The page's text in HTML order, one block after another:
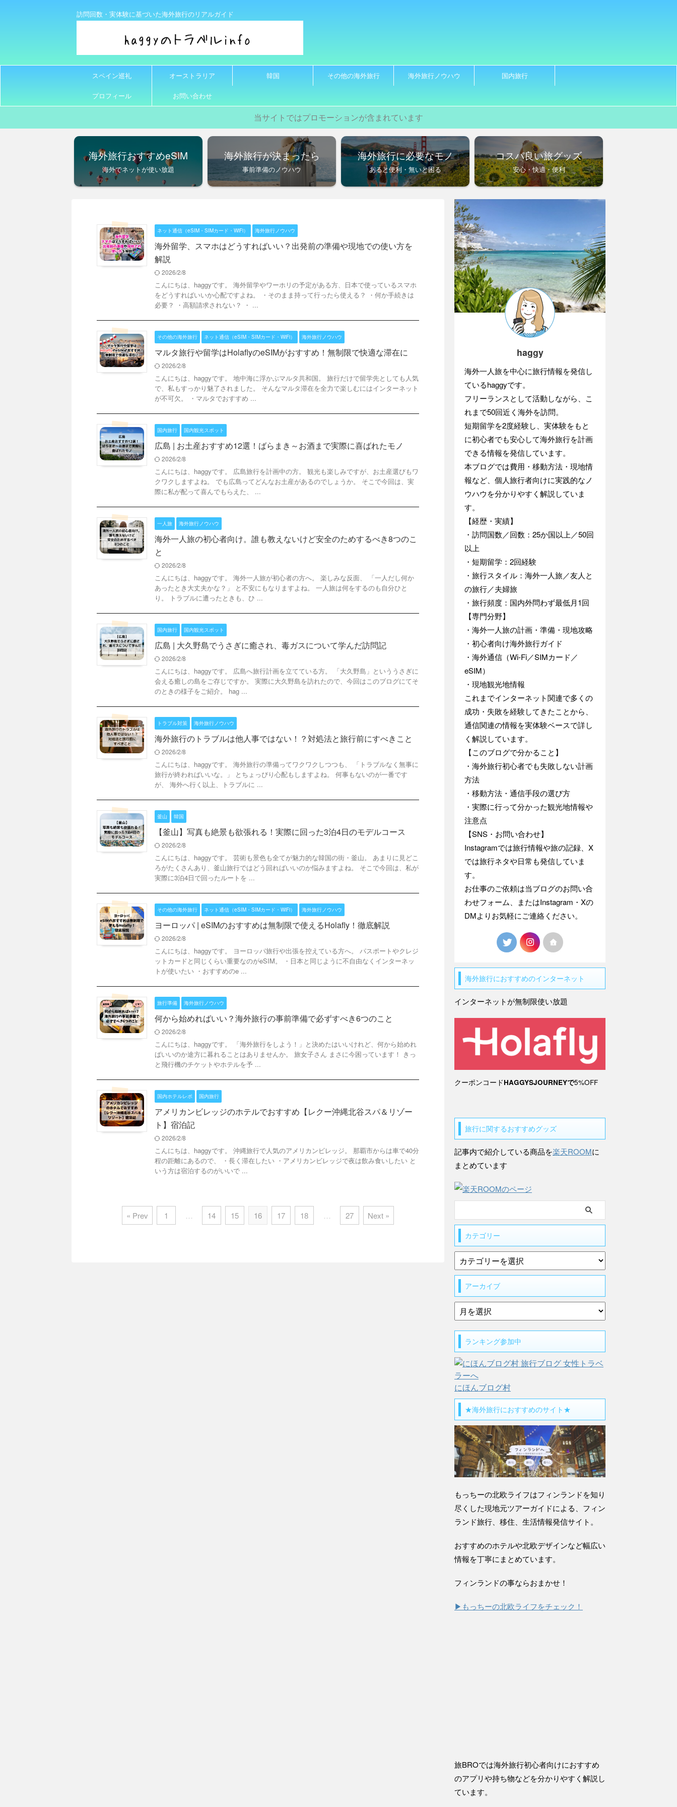
訪問回数・実体験に基づいた海外旅行のリアルガイド
スペイン巡礼 オーストラリア 韓国 その他の海外旅行 海外旅行ノウハウ 国内旅行
プロフィール お問い合わせ
当サイトではプロモーションが含まれています
海外旅行おすすめeSIM
海外でネットが使い放題
海外旅行が決まったら
事前準備のノウハウ
海外旅行に必要なモノ
あると便利・無いと困る
コスパ良い旅グッズ
安心・快適・便利
ネット通信（eSIM・SIMカード・WiFi） 海外旅行ノウハウ
海外留学、スマホはどうすればいい？出発前の準備や現地での使い方を
解説
2026/2/8
こんにちは、haggyです。 海外留学やワーホリの予定がある方、日本で使っているスマホ
をどうすればいいか心配ですよね。 ・そのまま持って行ったら使える？ ・何か手続きは
必要？ ・高額請求されない？ ・ ...
その他の海外旅行 ネット通信（eSIM・SIMカード・WiFi） 海外旅行ノウハウ
マルタ旅行や留学はHolaflyのeSIMがおすすめ！無制限で快適な滞在に
2026/2/8
こんにちは、haggyです。 地中海に浮かぶマルタ共和国。 旅行だけで留学先としても人気
で、私もすっかり魅了されました。 そんなマルタ滞在を全力で楽しむにはインターネット
が不可欠。 ・マルタでおすすめ ...
国内旅行 国内観光スポット
広島 | お土産おすすめ12選！ばらまき～お酒まで実際に喜ばれたモノ
2026/2/8
こんにちは、haggyです。 広島旅行を計画中の方。 観光も楽しみですが、お土産選びもワ
クワクしますよね。 でも広島ってどんなお土産があるのでしょうか。 そこで今回は、実
際に私が配って喜んでもらえた、 ...
一人旅 海外旅行ノウハウ
海外一人旅の初心者向け。誰も教えないけど安全のためするべき8つのこ
と
2026/2/8
こんにちは、haggyです。 海外一人旅が初心者の方へ。 楽しみな反面、 「一人だし何か
あったとき大丈夫かな？」 と不安にもなりますよね。 一人旅は何をするのも自分ひと
り。 トラブルに遭ったときも、ひ ...
国内旅行 国内観光スポット
広島 | 大久野島でうさぎに癒され、毒ガスについて学んだ訪問記
2026/2/8
こんにちは、haggyです。 広島へ旅行計画を立てている方。 「大久野島」といううさぎに
会える癒しの島をご存じですか。 実際に大久野島を訪れたので、今回はこのブログにてそ
のときの様子をご紹介。 hag ...
トラブル対策 海外旅行ノウハウ
海外旅行のトラブルは他人事ではない！？対処法と旅行前にすべきこと
2026/2/8
こんにちは、haggyです。 海外旅行の準備ってワクワクしつつも、 「トラブルなく無事に
旅行が終わればいいな。」 とちょっぴり心配もしますよね。 何事もないのが一番です
が、 海外へ行く以上、トラブルに ...
釜山 韓国
【釜山】写真も絶景も欲張れる！実際に回った3泊4日のモデルコース
2026/2/8
こんにちは、haggyです。 芸術も景色も全てが魅力的な韓国の街・釜山。 あまりに見どこ
ろがたくさんあり、釜山旅行ではどう回ればいいのか悩みますよね。 そこで今回は、私が
実際に3泊4日で回ったルートを ...
その他の海外旅行 ネット通信（eSIM・SIMカード・WiFi） 海外旅行ノウハウ
ヨーロッパ | eSIMのおすすめは無制限で使えるHolafly！徹底解説
2026/2/8
こんにちは、haggyです。 ヨーロッパ旅行や出張を控えている方へ。 パスポートやクレジ
ットカードと同じくらい重要なのがeSIM。 ・日本と同じように不自由なくインターネッ
トが使いたい ・おすすめのe ...
旅行準備 海外旅行ノウハウ
何から始めればいい？海外旅行の事前準備で必ずすべき6つのこと
2026/2/8
こんにちは、haggyです。 「海外旅行をしよう！」と決めたはいいけれど、何から始めれ
ばいいのか途方に暮れることはありませんか。 旅女子さん まさに今困っています！ きっ
と飛行機のチケットやホテルを予 ...
国内ホテルレポ 国内旅行
アメリカンビレッジのホテルでおすすめ【レクー沖縄北谷スパ＆リゾー
ト】宿泊記
2026/2/8
こんにちは、haggyです。 沖縄旅行で人気のアメリカンビレッジ。 那覇市からは車で40分
程の距離にあるので、 ・長く滞在したい ・アメリカンビレッジで夜は飲み食いしたい と
いう方は宿泊するのがいいで ...
« Prev 1 … 14 15 16 17 18 … 27 Next »
haggy
海外一人旅を中心に旅行情報を発信し
ているhaggyです。
フリーランスとして活動しながら、こ
れまで50回近く海外を訪問。
短期留学を2度経験し、実体験をもと
に初心者でも安心して海外旅行を計画
できる情報を発信しています。
本ブログでは費用・移動方法・現地情
報など、個人旅行者向けに実践的なノ
ウハウを分かりやすく解説していま
す。
【経歴・実績】
・訪問国数／回数：25か国以上／50回
以上
・短期留学：2回経験
・旅行スタイル：海外一人旅／友人と
の旅行／夫婦旅
・旅行頻度：国内外問わず最低月1回
【専門分野】
・海外一人旅の計画・準備・現地攻略
・初心者向け海外旅行ガイド
・海外通信（Wi-Fi／SIMカード／
eSIM）
・現地観光地情報
これまでインターネット関連で多くの
成功・失敗を経験してきたことから、
通信関連の情報を実体験ベースで詳し
く解説しています。
【このブログで分かること】
・海外旅行初心者でも失敗しない計画
方法
・移動方法・通信手段の選び方
・実際に行って分かった観光地情報や
注意点
【SNS・お問い合わせ】
Instagramでは旅行情報や旅の記録、X
では旅行ネタや日常も発信していま
す。
お仕事のご依頼は当ブログのお問い合
わせフォーム、またはInstagram・Xの
DMよりお気軽にご連絡ください。
海外旅行におすすめのインターネット
インターネットが無制限使い放題
クーポンコードHAGGYSJOURNEYで5%OFF
旅行に関するおすすめグッズ
記事内で紹介している商品を楽天ROOMに
まとめています
カテゴリー
アーカイブ
ランキング参加中
にほんブログ村
★海外旅行におすすめのサイト★
もっちーの北欧ライフはフィンランドを知り
尽くした現地元ツアーガイドによる、フィン
ランド旅行、移住、生活情報発信サイト。
おすすめのホテルや北欧デザインなど幅広い
情報を丁寧にまとめています。
フィンランドの事ならおまかせ！
▶もっちーの北欧ライフをチェック！
旅BROでは海外旅行初心者向けにおすすめ
のアプリや持ち物などを分かりやすく解説し
ています。